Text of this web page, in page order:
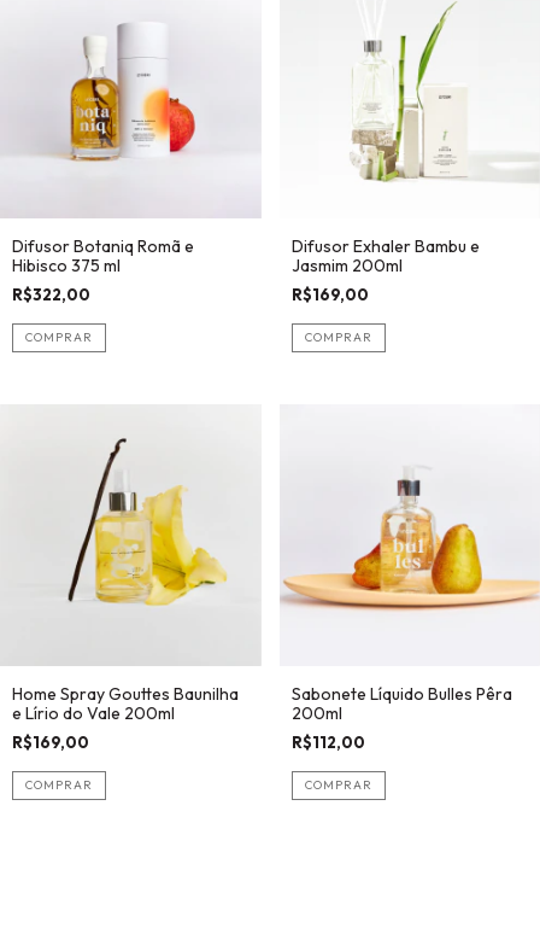
Difusor Botaniq Romã e
Hibisco 375 ml
R$322,00
Difusor Exhaler Bambu e
Jasmim 200ml
R$169,00
Home Spray Gouttes Baunilha
e Lírio do Vale 200ml
R$169,00
Sabonete Líquido Bulles Pêra
200ml
R$112,00